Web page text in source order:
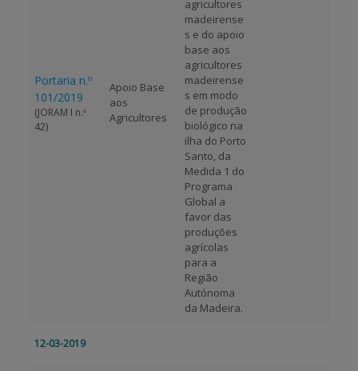
Portaria n.º
101/2019
(JORAM I n.º
42)
Apoio Base
aos
Agricultores
agricultores
madeirense
s e do apoio
base aos
agricultores
madeirense
s em modo
de produção
biológico na
ilha do Porto
Santo, da
Medida 1 do
Programa
Global a
favor das
produções
agrícolas
para a
Região
Autónoma
da Madeira.
12-03-2019